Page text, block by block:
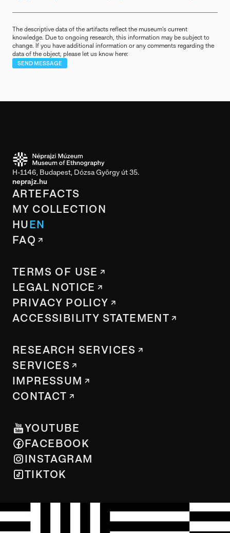
The descriptive data of the artifacts reflect the museum's current
knowledge. Due to ongoing research, this information may be subject to
change. If you have additional information or any comments regarding the
data of the object, please let us know here:
SEND MESSAGE
H-1146, Budapest, Dózsa György út 35.
neprajz.hu
ARTEFACTS
MY COLLECTION
HUEN
FAQ
TERMS OF USE
LEGAL NOTICE
PRIVACY POLICY
ACCESSIBILITY STATEMENT
RESEARCH SERVICES
SERVICES
IMPRESSUM
CONTACT
YOUTUBE
FACEBOOK
INSTAGRAM
TIKTOK